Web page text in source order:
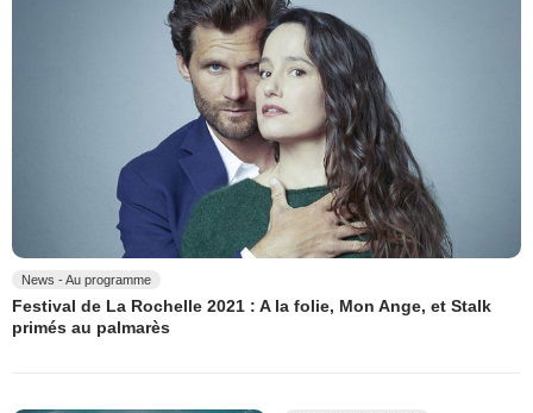
News - Au programme
Festival de La Rochelle 2021 : A la folie, Mon Ange, et Stalk
primés au palmarès